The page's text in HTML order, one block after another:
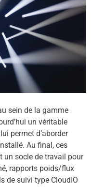
sein de la gamme
’hui un véritable
permet d’aborder
é. Au final, ces
un socle de travail pour
rapports poids/flux
de suivi type CloudIO